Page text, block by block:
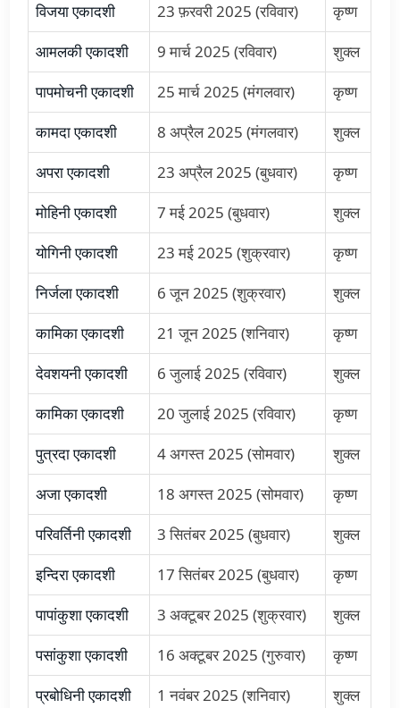
विजया एकादशी 23 फ़रवरी 2025 (रविवार)
कृष्ण
आमलकी एकादशी
9 मार्च 2025 (रविवार)
शुक्ल
पापमोचनी एकादशी
25 मार्च 2025 (मंगलवार)
कृष्ण
कामदा एकादशी
8 अप्रैल 2025 (मंगलवार)
शुक्ल
अपरा एकादशी
23 अप्रैल 2025 (बुधवार)
कृष्ण
मोहिनी एकादशी
7 मई 2025 (बुधवार)
शुक्ल
योगिनी एकादशी
23 मई 2025 (शुक्रवार)
कृष्ण
निर्जला एकादशी
6 जून 2025 (शुक्रवार)
शुक्ल
कामिका एकादशी
21 जून 2025 (शनिवार)
कृष्ण
देवशयनी एकादशी
6 जुलाई 2025 (रविवार)
शुक्ल
कामिका एकादशी
20 जुलाई 2025 (रविवार)
कृष्ण
पुत्रदा एकादशी
4 अगस्त 2025 (सोमवार)
शुक्ल
अजा एकादशी
18 अगस्त 2025 (सोमवार)
कृष्ण
परिवर्तिनी एकादशी
3 सितंबर 2025 (बुधवार)
शुक्ल
इन्दिरा एकादशी
17 सितंबर 2025 (बुधवार)
कृष्ण
पापांकुशा एकादशी
3 अक्टूबर 2025 (शुक्रवार)
शुक्ल
पसांकुशा एकादशी
16 अक्टूबर 2025 (गुरुवार)
कृष्ण
प्रबोधिनी एकादशी
1 नवंबर 2025 (शनिवार)
शुक्ल